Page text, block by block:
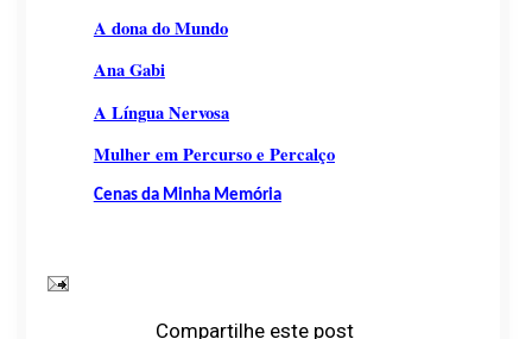
A dona do Mundo
Ana Gabi
A Língua Nervosa
Mulher em Percurso e Percalço
Cenas da Minha Memória
Compartilhe este post